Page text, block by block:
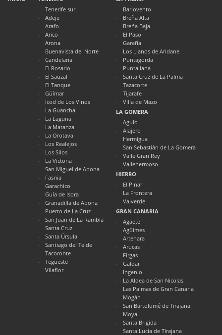
Tenerife sur
Adeje
Arafo
Arico
Arona
Buenavista del Norte
Candelaria
El Rosario
El Sauzal
El Tanque
Güímar
Icod de Los Vinos
La Guancha
La Laguna
La Matanza
La Orotava
Los Realejos
Los Silos
La Victoria
San Miguel de Abona
Fasnia
Garachico
Guía de Isora
Granadilla de Abona
Puerto de La Cruz
San Juan de La Rambla
Santa Cruz
Santa Úrsula
Santiago del Teide
Tacoronte
Tegueste
Vilaflor
Barlovento
Breña Alta
Breña Baja
El Paso
Garafía
Los Llanos de Aridane
Puntagorda
Puntallana
Santa Cruz de La Palma
Tazacorte
Tijarafe
Villa de Mazo
LA GOMERA
Agulo
Alajero
Hermigua
San Sebastián de La Gomera
Valle Gran Rey
Vallehermoso
HIERRO
El Pinar
La Frontera
Valverde
GRAN CANARIA
Agaete
Agüimes
Artenara
Arucas
Firgas
Galdar
Ingenio
La Aldea de San Nicolas
Las Palmas de Gran Canaria
Mogán
San Bartolomé de Tirajana
Moya
Santa Brigida
Santa Lucía de Tirajana